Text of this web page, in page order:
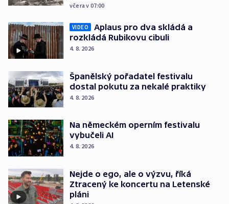
včera v 07:00
VIDEO
Aplaus pro dva skládá a
rozkládá Rubikovu cibuli
4. 8. 2026
Španělský pořadatel festivalu
dostal pokutu za nekalé praktiky
4. 8. 2026
Na německém operním festivalu
vybučeli AI
4. 8. 2026
Nejde o ego, ale o výzvu, říká
Ztracený ke koncertu na Letenské
pláni